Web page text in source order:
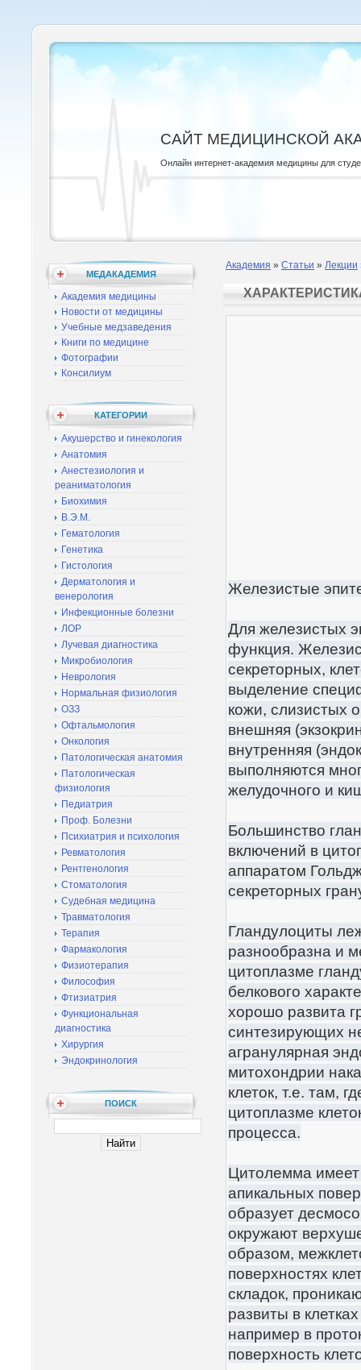
САЙТ МЕДИЦИНСКОЙ
Онлайн интернет-академия медицины для
МЕДАКАДЕМИЯ
Академия медицины
Новости от медицины
Учебные медзаведения
Книги по медицине
Фотографии
Консилиум
КАТЕГОРИИ
Акушерство и гинекология
Анатомия
Анестезиология и
реаниматология
Биохимия
В.Э.М.
Гематология
Генетика
Гистология
Дерматология и
венерология
Инфекционные болезни
ЛОР
Лучевая диагностика
Микробиология
Неврология
Нормальная физиология
ОЗЗ
Офтальмология
Онкология
Патологическая анатомия
Патологическая
физиология
Педиатрия
Проф. Болезни
Психиатрия и психология
Ревматология
Рентгенология
Стоматология
Судебная медицина
Травматология
Терапия
Фармакология
Физиотерапия
Философия
Фтизиатрия
Функциональная
диагностика
Хирургия
Эндокринология
ПОИСК
Академия » Статьи » Лекции
Железистые
Для железистых
функция.
секреторных,
выделение
кожи, слизистых
внешняя
внутренняя
выполняются
желудочного и
Большинство
включений в
аппаратом
секреторных
Гландулоциты
разнообразна и
цитоплазме
белкового
хорошо развита
синтезирующих
агранулярная
митохондрии
клеток, т.е. там,
цитоплазме
процесса.
Цитолемма имеет
апикальных
образует
окружают
образом,
поверхностях
складок,
развиты в
например в
поверхность